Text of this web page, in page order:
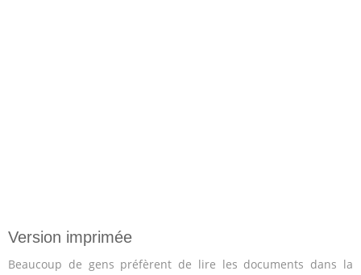
Version imprimée
Beaucoup de gens préfèrent de lire les documents dans la